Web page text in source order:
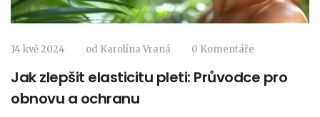
14 kvě 2024 od Karolína Vraná 0 Komentáře
Jak zlepšit elasticitu pleti: Průvodce pro
obnovu a ochranu